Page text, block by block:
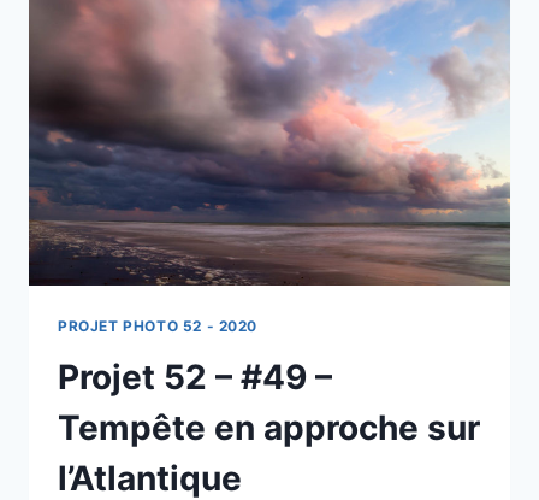
PROJET PHOTO 52 - 2020
Projet 52 – #49 –
Tempête en approche sur
l’Atlantique